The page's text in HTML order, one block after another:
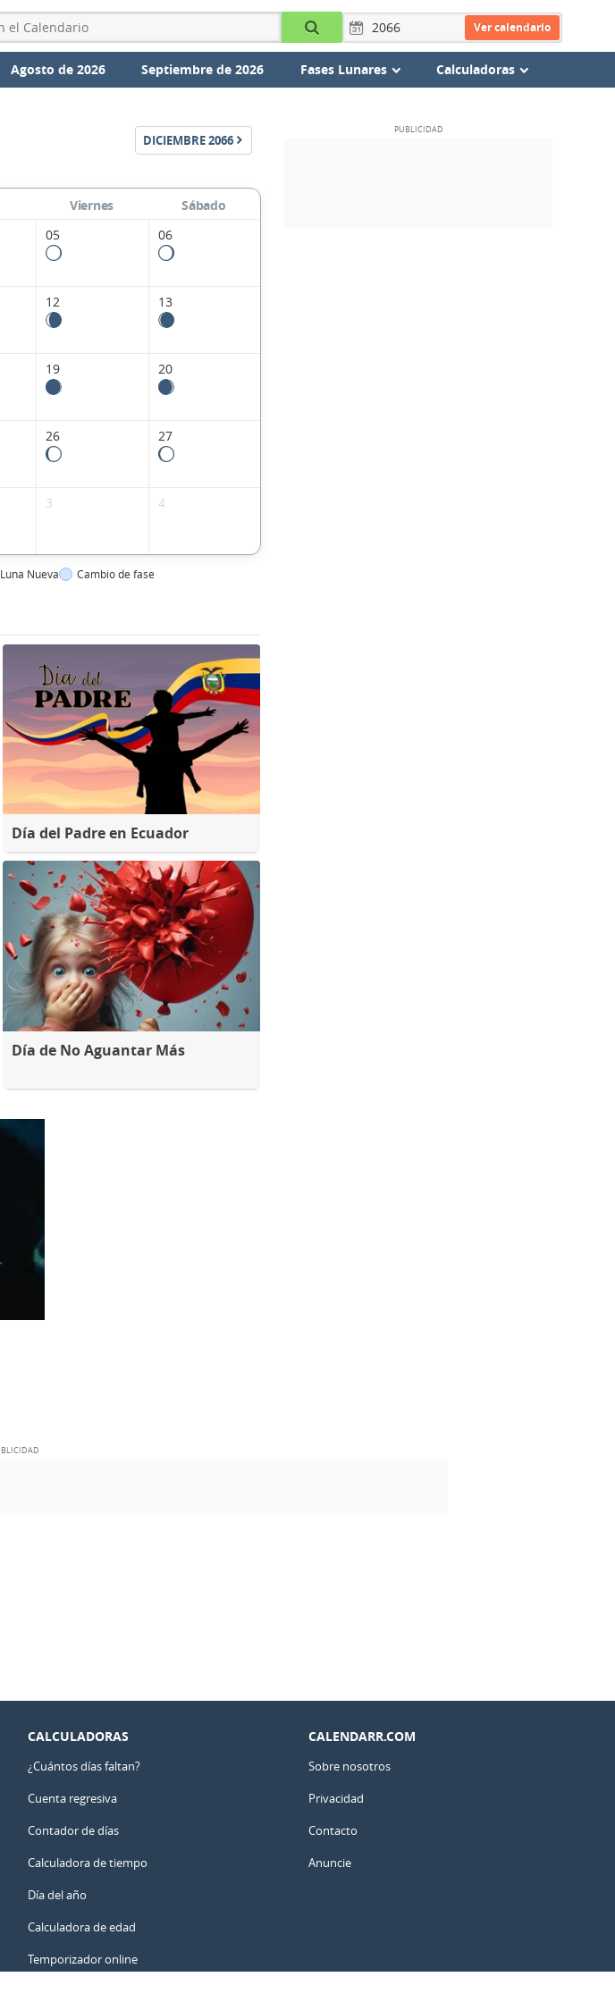
Ver calendario
Agosto de 2026 Septiembre de 2026 Fases Lunares Calculadoras
DICIEMBRE2066
Viernes
Sábado
05 06
12 13
19 20
26 27
3 4
Luna Nueva Cambio de fase
Día del Padre en Ecuador
Día de No Aguantar Más
CALCULADORAS
¿Cuántos días faltan?
Cuenta regresiva
Contador de días
Calculadora de tiempo
Día del año
Calculadora de edad
Temporizador online
CALENDARR.COM
Sobre nosotros
Privacidad
Contacto
Anuncie